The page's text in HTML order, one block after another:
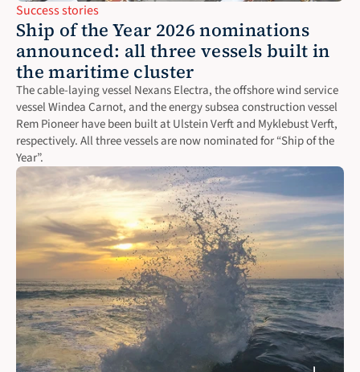
Success stories
Ship of the Year 2026 nominations
announced: all three vessels built in
the maritime cluster
The cable-laying vessel Nexans Electra, the offshore wind service
vessel Windea Carnot, and the energy subsea construction vessel
Rem Pioneer have been built at Ulstein Verft and Myklebust Verft,
respectively. All three vessels are now nominated for “Ship of the
Year”.